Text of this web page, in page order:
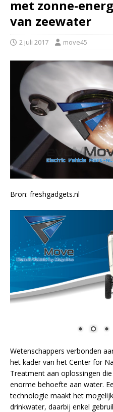
met zonne-
van zeewater
2 juli 2017 move45
Bron: freshgadgets.nl
Wetenschappers verbonden
het kader van het Center for
Treatment aan oplossingen
enorme behoefte aan water.
technologie maakt het
drinkwater, daarbij enkel